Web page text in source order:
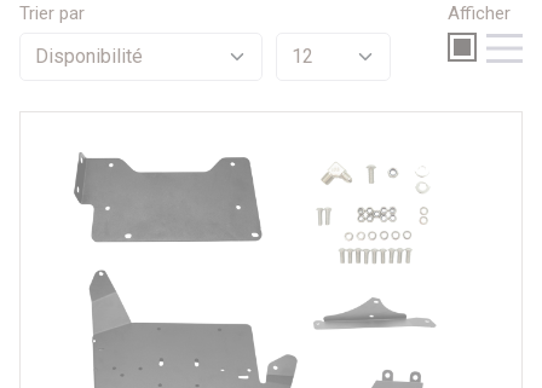
Trier par Afficher
Promotions
Par marque
Apex
ARB